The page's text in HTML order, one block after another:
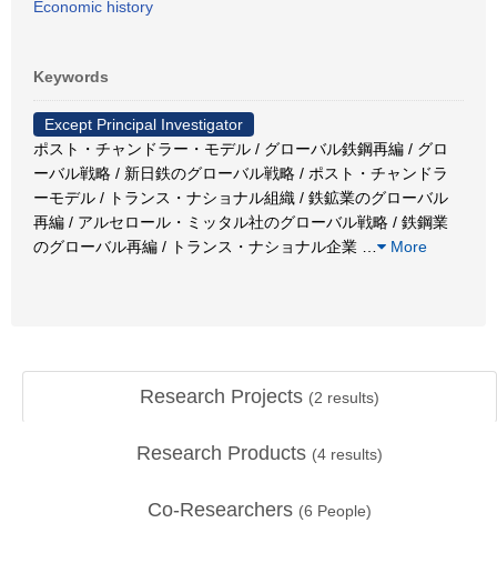
Economic history
Keywords
Except Principal Investigator
ポスト・チャンドラー・モデル / グローバル鉄鋼再編 / グロ
ーバル戦略 / 新日鉄のグローバル戦略 / ポスト・チャンドラ
ーモデル / トランス・ナショナル組織 / 鉄鉱業のグローバル
再編 / アルセロール・ミッタル社のグローバル戦略 / 鉄鋼業
のグローバル再編 / トランス・ナショナル企業
More
Research Projects (2 results)
Research Products (4 results)
Co-Researchers (6 People)